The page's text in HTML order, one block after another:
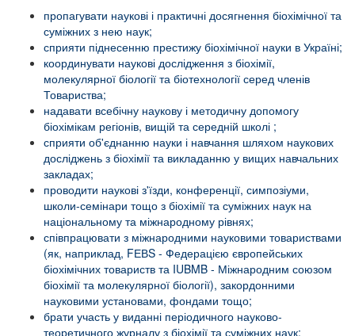
пропагувати наукові і практичні досягнення біохімічної та
суміжних з нею наук;
сприяти піднесенню престижу біохімічної науки в Україні;
координувати наукові дослідження з біохімії,
молекулярної біології та біотехнології серед членів
Товариства;
надавати всебічну наукову і методичну допомогу
біохімікам регіонів, вищій та середній школі ;
сприяти об'єднанню науки і навчання шляхом наукових
досліджень з біохімії та викладанню у вищих навчальних
закладах;
проводити наукові з'їзди, конференції, симпозіуми,
школи-семінари тощо з біохімії та суміжних наук на
національному та міжнародному рівнях;
співпрацювати з міжнародними науковими товариствами
(як, наприклад, FЕВS - Федерацією європейських
біохімічних товариств та IUBMB - Міжнародним союзом
біохімії та молекулярної біології), закордонними
науковими установами, фондами тощо;
брати участь у виданні періодичного науково-
теоретичного журналу з біохімії та суміжних наук;